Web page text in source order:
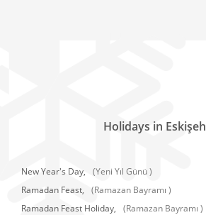
Holidays in
New Year's Day, (Yeni Yıl Günü )
Ramadan Feast,
(Ramazan Bayramı )
Ramadan Feast Holiday,
(Ramazan Bayramı )